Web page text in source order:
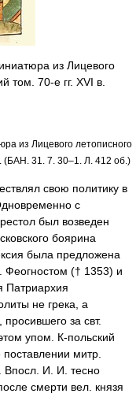
из Лицевого
том. 70-е гг. XVI в.
из Лицевого летописного
(БАН. 31. 7. 30–1. Л. 412 об.)
свою политику в
с
был возведен
боярина
была предложена
Феогностом († 1353) и
Патриархия
не грека, а
за свт.
упом. К-польский
митр.
Впосл. И. И. тесно
смерти вел. князя